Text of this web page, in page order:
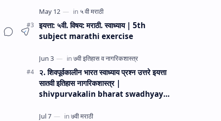
इयत्ता: ५वी. विषय: मराठी. स्वाध्याय | 5th
subject marathi exercise
२. शिवपूर्वकालीन भारत स्वाध्याय प्रश्न उत्तरे इयत्ता
सातवी इतिहास नागरिकशास्त्र |
shivpurvakalin bharat swadhyay
nagarikshastra .